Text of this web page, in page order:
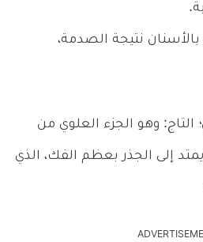
نتيجة الصدمة،
وهو الجزء العلوي من
إلى الجذر بعظم الفك، الذي